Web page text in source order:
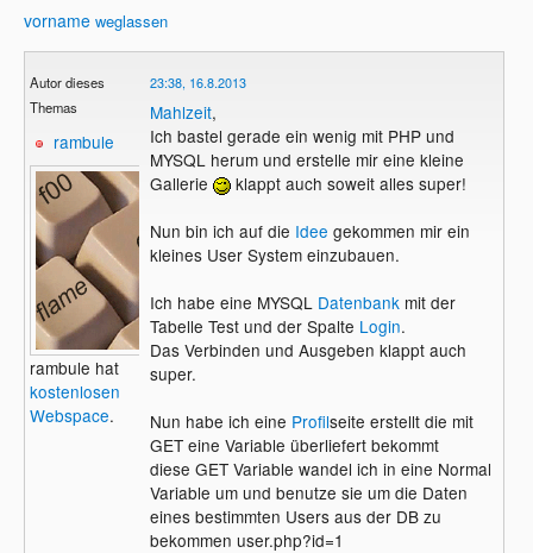
vorname weglassen
Autor dieses
Themas
rambule
rambule hat
kostenlosen
Webspace.
23:38, 16.8.2013
Mahlzeit,
Ich bastel gerade ein wenig mit PHP und
MYSQL herum und erstelle mir eine kleine
Gallerie
klappt auch soweit alles super!
Nun bin ich auf die Idee gekommen mir ein
kleines User System einzubauen.
Ich habe eine MYSQL Datenbank mit der
Tabelle Test und der Spalte Login.
Das Verbinden und Ausgeben klappt auch
super.
Nun habe ich eine Profilseite erstellt die mit
GET eine Variable überliefert bekommt
diese GET Variable wandel ich in eine Normal
Variable um und benutze sie um die Daten
eines bestimmten Users aus der DB zu
bekommen user.php?id=1